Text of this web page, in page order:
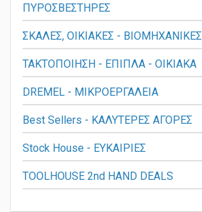
ΠΥΡΟΣΒΕΣΤΗΡΕΣ
ΣΚΑΛΕΣ, ΟΙΚΙΑΚΕΣ - ΒΙΟΜΗΧΑΝΙΚΕΣ
ΤΑΚΤΟΠΟΙΗΣΗ - ΕΠΙΠΛΑ - ΟΙΚΙΑΚΑ
DREMEL - ΜΙΚΡΟΕΡΓΑΛΕΙΑ
Best Sellers - ΚΑΛΥΤΕΡΕΣ ΑΓΟΡΕΣ
Stock House - ΕΥΚΑΙΡΙΕΣ
TOOLHOUSE 2nd HAND DEALS